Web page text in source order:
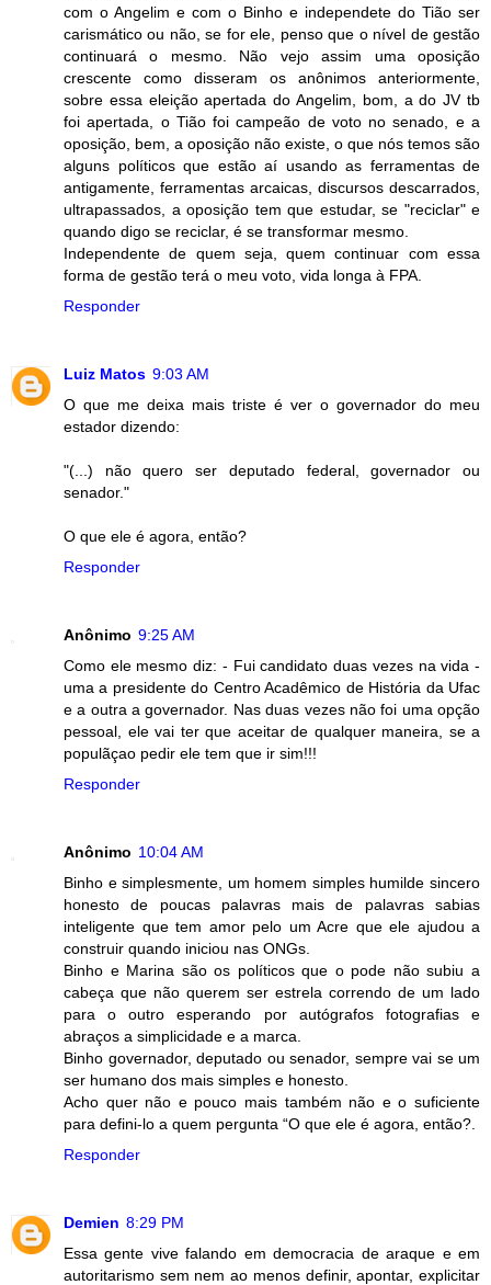
com o Angelim e com o Binho e independete do Tião ser
carismático ou não, se for ele, penso que o nível de gestão
continuará o mesmo. Não vejo assim uma oposição
crescente como disseram os anônimos anteriormente,
sobre essa eleição apertada do Angelim, bom, a do JV tb
foi apertada, o Tião foi campeão de voto no senado, e a
oposição, bem, a oposição não existe, o que nós temos são
alguns políticos que estão aí usando as ferramentas de
antigamente, ferramentas arcaicas, discursos descarrados,
ultrapassados, a oposição tem que estudar, se "reciclar" e
quando digo se reciclar, é se transformar mesmo.
Independente de quem seja, quem continuar com essa
forma de gestão terá o meu voto, vida longa à FPA.
Responder
Luiz Matos 9:03 AM
O que me deixa mais triste é ver o governador do meu
estador dizendo:
"(...) não quero ser deputado federal, governador ou
senador."
O que ele é agora, então?
Responder
Anônimo 9:25 AM
Como ele mesmo diz: - Fui candidato duas vezes na vida -
uma a presidente do Centro Acadêmico de História da Ufac
e a outra a governador. Nas duas vezes não foi uma opção
pessoal, ele vai ter que aceitar de qualquer maneira, se a
populãçao pedir ele tem que ir sim!!!
Responder
Anônimo 10:04 AM
Binho e simplesmente, um homem simples humilde sincero
honesto de poucas palavras mais de palavras sabias
inteligente que tem amor pelo um Acre que ele ajudou a
construir quando iniciou nas ONGs.
Binho e Marina são os políticos que o pode não subiu a
cabeça que não querem ser estrela correndo de um lado
para o outro esperando por autógrafos fotografias e
abraços a simplicidade e a marca.
Binho governador, deputado ou senador, sempre vai se um
ser humano dos mais simples e honesto.
Acho quer não e pouco mais também não e o suficiente
para defini-lo a quem pergunta “O que ele é agora, então?.
Responder
Demien 8:29 PM
Essa gente vive falando em democracia de araque e em
autoritarismo sem nem ao menos definir, apontar, explicitar